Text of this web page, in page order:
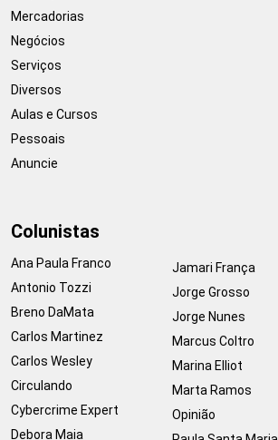
Mercadorias
Negócios
Serviços
Diversos
Aulas e Cursos
Pessoais
Anuncie
Colunistas
Ana Paula Franco
Antonio Tozzi
Breno DaMata
Carlos Martinez
Carlos Wesley
Circulando
Cybercrime Expert
Debora Maia
Jamari França
Jorge Grosso
Jorge Nunes
Marcus Coltro
Marina Elliot
Marta Ramos
Opinião